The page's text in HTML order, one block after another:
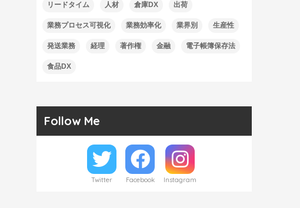
リードタイム 人材 倉庫DX 出荷
業務プロセス可視化 業務効率化 業界別 生産性
発送業務 経理 著作権 金融 電子帳簿保存法
食品DX
Follow Me
Twitter Facebook Instagram